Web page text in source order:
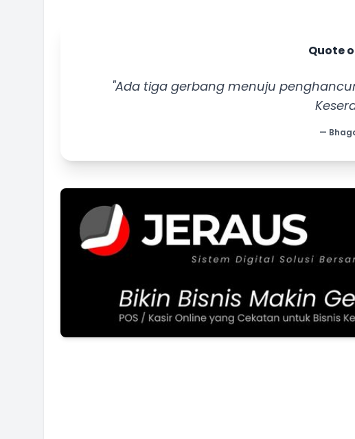
Quote
"Ada tiga gerbang menuju
—